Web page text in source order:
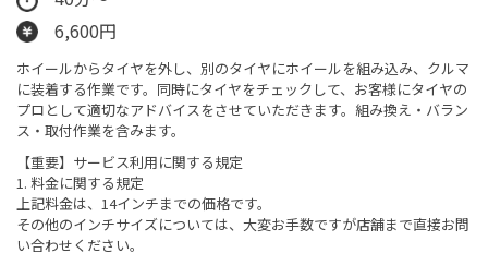
6,600円
ホイールからタイヤを外し、別のタイヤにホイールを組み込み、クルマ
に装着する作業です。同時にタイヤをチェックして、お客様にタイヤの
プロとして適切なアドバイスをさせていただきます。​組み換え・バラン
ス・取付作業を含みます。
【重要】サービス利用に関する規定
1. 料金に関する規定
上記料金は、14インチまでの価格です。
その他のインチサイズについては、大変お手数ですが店舗まで直接お問
い合わせください。